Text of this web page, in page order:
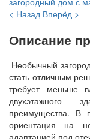
< Назад Вперёд >
Описание
Необычный
стать отличным
требует меньше
двухэтажного
преимущества. В
ориентация на
адаптацией под